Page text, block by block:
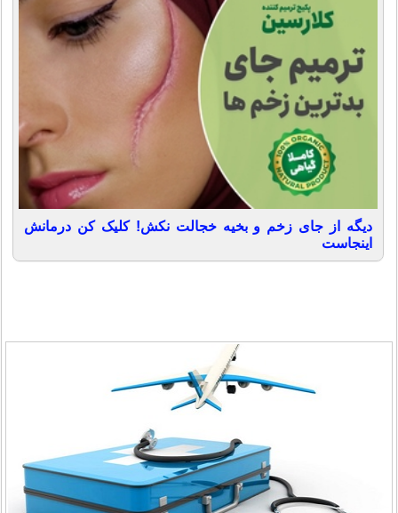
دیگه از جای زخم و بخیه خجالت نکش! کلیک کن درمانش
اینجاست